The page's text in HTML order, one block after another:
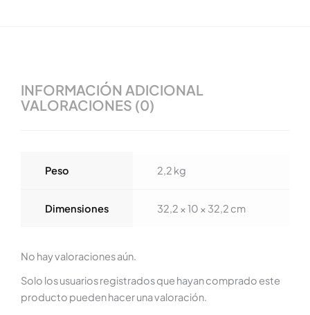
INFORMACIÓN ADICIONAL
VALORACIONES (0)
Peso 2,2 kg
Dimensiones 32,2 × 10 × 32,2 cm
No hay valoraciones aún.
Solo los usuarios registrados que hayan comprado este
producto pueden hacer una valoración.